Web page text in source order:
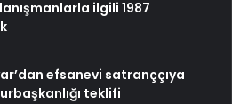
ilgili 1987
efsanevi satranççıya
teklifi